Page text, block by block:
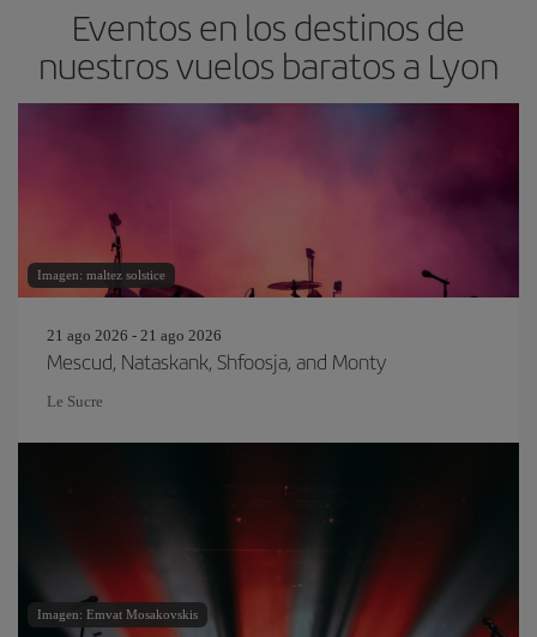
Eventos en los destinos de
nuestros vuelos baratos a Lyon
Imagen: maltez solstice
21 ago 2026 - 21 ago 2026
Mescud, Nataskank, Shfoosja, and Monty
Le Sucre
Imagen: Emvat Mosakovskis